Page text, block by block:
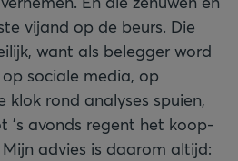
vijand op de beurs. Die
want als belegger word
sociale media, op
klok rond analyses spuien,
’s avonds regent het koop-
advies is daarom altijd: